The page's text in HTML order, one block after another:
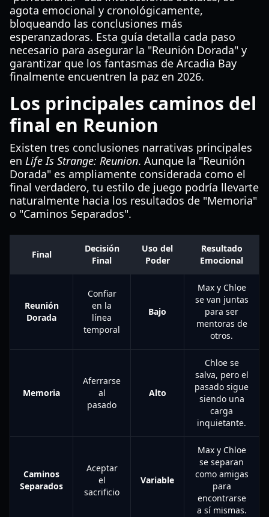
agota emocional y cronológicamente,
bloqueando las conclusiones más
esperanzadoras. Esta guía detalla cada paso
necesario para asegurar la "Reunión Dorada" y
garantizar que los fantasmas de Arcadia Bay
finalmente encuentren la paz en 2026.
Los principales caminos del
final en Reunion
Existen tres conclusiones narrativas principales
en Life Is Strange: Reunion. Aunque la "Reunión
Dorada" es ampliamente considerada como el
final verdadero, tu estilo de juego podría llevarte
naturalmente hacia los resultados de "Memoria"
o "Caminos Separados".
Final
Decisión
Final
Uso del
Poder
Resultado
Emocional
Reunión
Dorada
Confiar
en la
línea
temporal
Bajo
Max y Chloe
se van juntas
para ser
mentoras de
otros.
Memoria
Aferrarse
al
pasado
Alto
Chloe se
salva, pero el
pasado sigue
siendo una
carga
inquietante.
Caminos
Separados
Aceptar
el
sacrificio
Variable
Max y Chloe
se separan
como amigas
para
encontrarse
a sí mismas.